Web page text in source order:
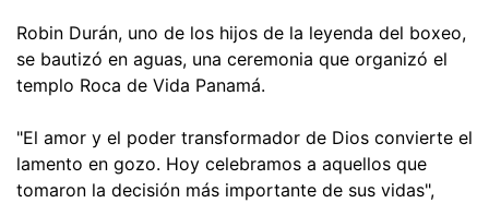
Robin Durán, uno de los hijos de la leyenda del boxeo,
se bautizó en aguas, una ceremonia que organizó el
templo Roca de Vida Panamá.
"El amor y el poder transformador de Dios convierte el
lamento en gozo. Hoy celebramos a aquellos que
tomaron la decisión más importante de sus vidas",